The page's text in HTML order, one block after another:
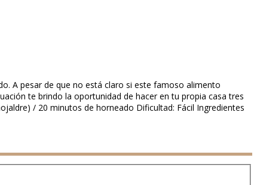
A pesar de que no está claro si este famoso alimento
te brindo la oportunidad de hacer en tu propia casa tres
/ 20 minutos de horneado Dificultad: Fácil Ingredientes